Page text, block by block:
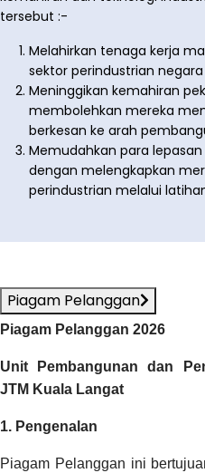
tersebut :-
Melahirkan tenaga kerja
sektor perindustrian negara
Meninggikan kemahiran
membolehkan mereka
berkesan ke arah
Memudahkan para
dengan melengkapkan
perindustrian melalui
Piagam Pelanggan
Piagam Pelanggan 2026
Unit Pembangunan dan
JTM Kuala Langat
1. Pengenalan
Piagam Pelanggan ini